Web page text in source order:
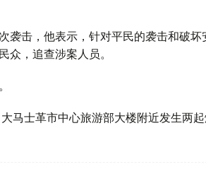
袭击，他表示，针对平民的袭击和破坏
众，追查涉案人员。
马士革市中心旅游部大楼附近发生两